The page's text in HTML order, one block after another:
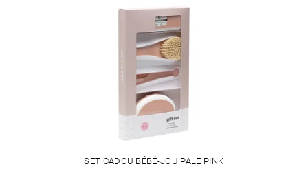
SET CADOU BÉBÉ-JOU PALE PINK